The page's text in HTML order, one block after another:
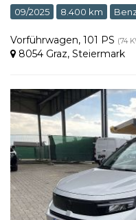
09/2025 8.400 km
Vorführwagen, 101 PS (74
8054 Graz, Steiermark